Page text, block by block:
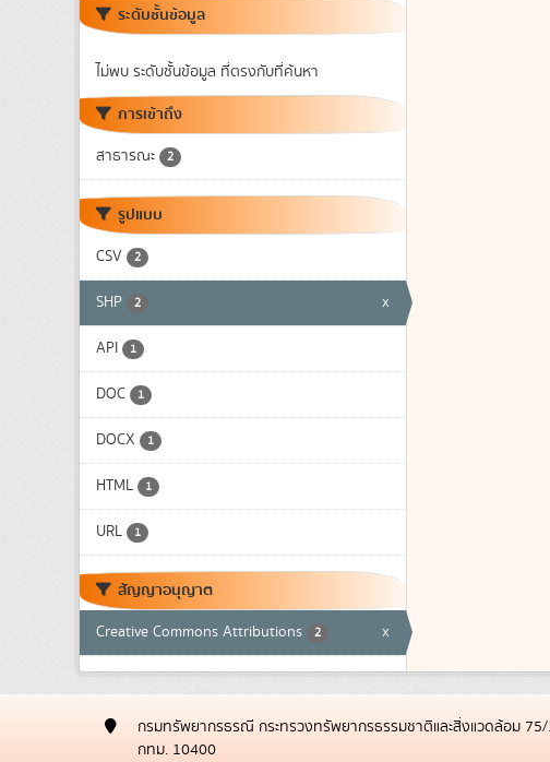
ระดับชั้นข้อมูล
ไม่พบ ระดับชั้นข้อมูล ที่ตรงกับที่ค้นหา
การเข้าถึง
สาธารณะ 2
รูปแบบ
CSV 2
SHP 2 x
API 1
DOC 1
DOCX 1
HTML 1
URL 1
สัญญาอนุญาต
Creative Commons Attributions 2 x
กรมทรัพยากรธรณี กระทรวงทรัพยากรธรรมชาติและสิ่งแวดล้อม
กทม. 10400